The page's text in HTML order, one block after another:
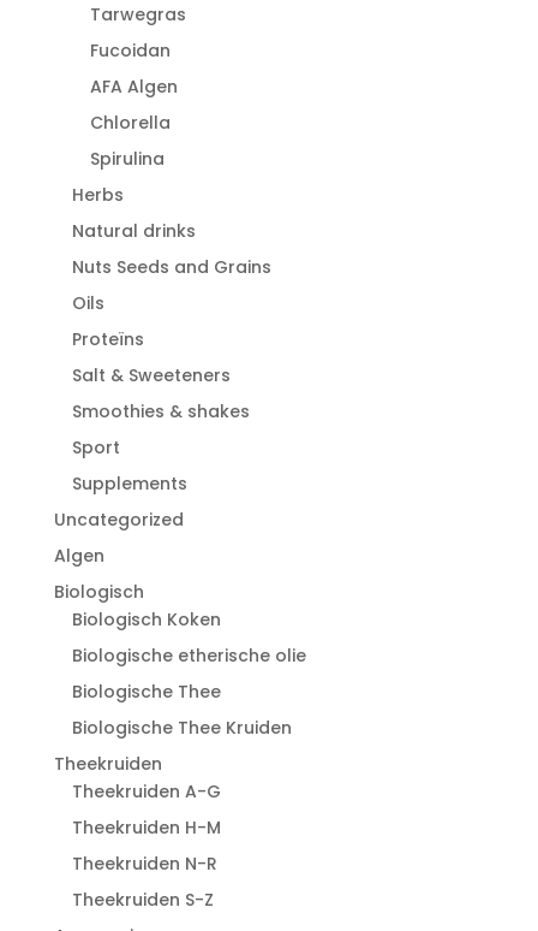
Tarwegras
Fucoidan
AFA Algen
Chlorella
Spirulina
Herbs
Natural drinks
Nuts Seeds and Grains
Oils
Proteïns
Salt & Sweeteners
Smoothies & shakes
Sport
Supplements
Uncategorized
Algen
Biologisch
Biologisch Koken
Biologische etherische olie
Biologische Thee
Biologische Thee Kruiden
Theekruiden
Theekruiden A-G
Theekruiden H-M
Theekruiden N-R
Theekruiden S-Z